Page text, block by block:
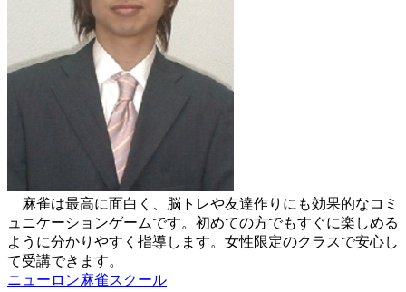
麻雀は最高に面白く、脳トレや友達作りにも効果的なコミ
ュニケーションゲームです。初めての方でもすぐに楽しめる
ように分かりやすく指導します。女性限定のクラスで安心し
て受講できます。
ニューロン麻雀スクール